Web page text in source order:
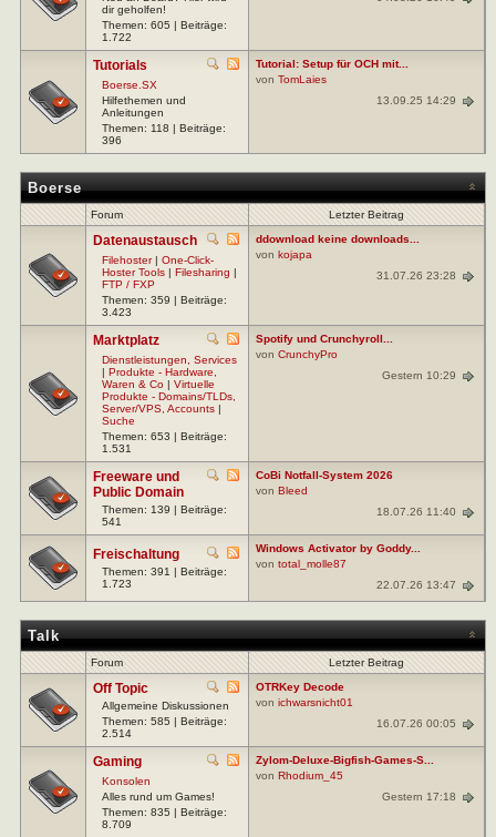
dir geholfen!
Themen: 605 | Beiträge:
1.722
Tutorials
Boerse.SX
Hilfethemen und
Anleitungen
Themen: 118 | Beiträge:
396
Tutorial: Setup für OCH mit...
von TomLaies
13.09.25 14:29
Boerse
Forum Letzter Beitrag
Datenaustausch
Filehoster| One-Click-
Hoster Tools | Filesharing |
FTP / FXP
Themen: 359 | Beiträge:
3.423
ddownload keine downloads...
von kojapa
31.07.26 23:28
Marktplatz
Dienstleistungen, Services
| Produkte - Hardware,
Waren & Co | Virtuelle
Produkte - Domains/TLDs,
Server/VPS, Accounts |
Suche
Themen: 653 | Beiträge:
1.531
Spotify und Crunchyroll...
von CrunchyPro
Gestern 10:29
Freeware und
Public Domain
Themen: 139 | Beiträge:
541
CoBi Notfall-System 2026
von Bleed
18.07.26 11:40
Freischaltung
Themen: 391 | Beiträge:
1.723
Windows Activator by Goddy...
von total_molle87
22.07.26 13:47
Talk
Forum Letzter Beitrag
Off Topic
Allgemeine Diskussionen
Themen: 585 | Beiträge:
2.514
OTRKey Decode
von ichwarsnicht01
16.07.26 00:05
Gaming
Konsolen
Alles rund um Games!
Themen: 835 | Beiträge:
8.709
Zylom-Deluxe-Bigfish-Games-S...
von Rhodium_45
Gestern 17:18